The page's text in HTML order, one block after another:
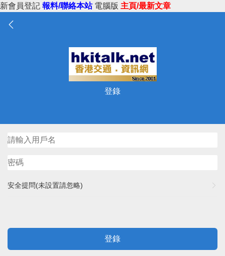
新會員登記 報料/聯絡本站 電腦版 主頁/最新文章
登錄
安全提問(未設置請忽略)
登錄